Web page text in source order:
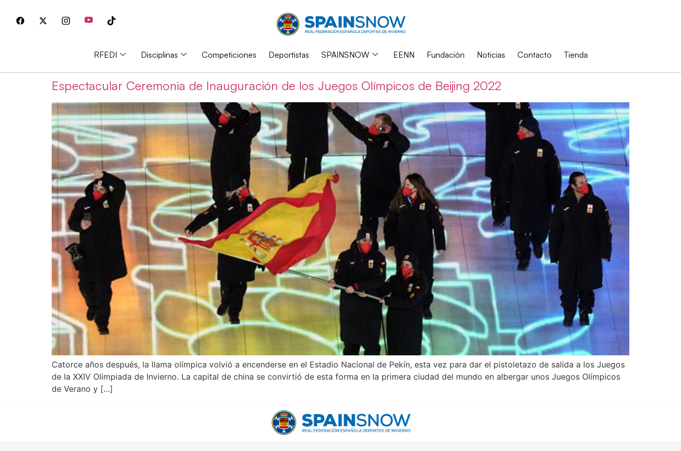
RFEDI Disciplinas Competiciones Deportistas SPAINSNOW EENN Fundación Noticias Contacto Tienda
Espectacular Ceremonia de Inauguración de los Juegos Olímpicos de Beijing 2022
Catorce años después, la llama olímpica volvió a encenderse en el Estadio Nacional de Pekín, esta vez para dar el pistoletazo de salida a los Juegos
de la XXIV Olimpiada de Invierno. La capital de china se convirtió de esta forma en la primera ciudad del mundo en albergar unos Juegos Olímpicos
de Verano y […]